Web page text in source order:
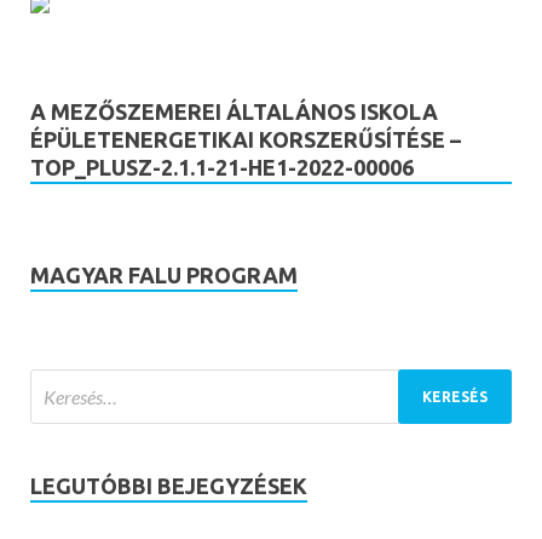
A MEZŐSZEMEREI ÁLTALÁNOS ISKOLA
ÉPÜLETENERGETIKAI KORSZERŰSÍTÉSE –
TOP_PLUSZ-2.1.1-21-HE1-2022-00006
MAGYAR FALU PROGRAM
LEGUTÓBBI BEJEGYZÉSEK